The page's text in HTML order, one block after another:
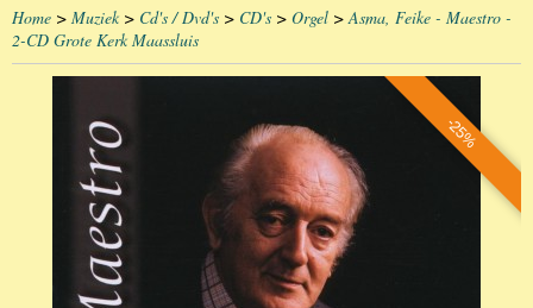
Home > Muziek> Cd's / Dvd's > CD's > Orgel >Asma, Feike - Maestro -
2-CD Grote Kerk Maassluis
-25%